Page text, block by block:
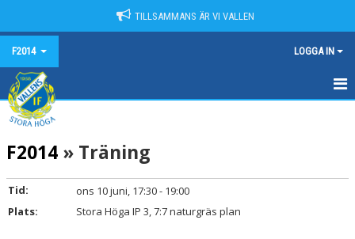
TILLSAMMANS ÄR VI VALLEN
F2014 LOGGA IN
HEM
NYHETER
KALENDER
MATCHER
F2014 » Träning
Tid:
ons 10 juni, 17:30 - 19:00
Plats:
Stora Höga IP 3, 7:7 naturgräs plan